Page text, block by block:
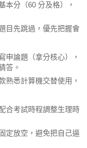
本分（60 分及格），
目先跳過，優先把握會
申論題（拿分核心），
答。
熟悉計算機交替使用，
合考試時程調整生理時
定放空，避免把自己逼